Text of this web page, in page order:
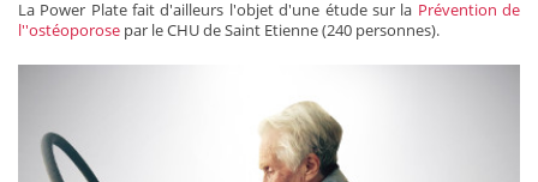
La Power Plate fait d'ailleurs l'objet d'une étude sur la Prévention de
l''ostéoporose par le CHU de Saint Etienne (240 personnes).